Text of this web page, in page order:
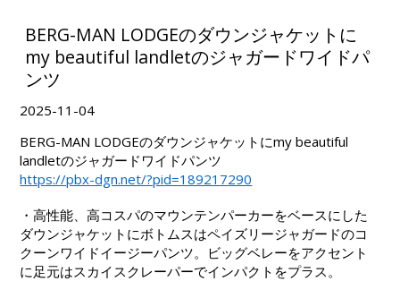
BERG-MAN LODGEのダウンジャケットに
my beautiful landletのジャガードワイドパ
ンツ
2025-11-04
BERG-MAN LODGEのダウンジャケットにmy beautiful
landletのジャガードワイドパンツ
https://pbx-dgn.net/?pid=189217290
・高性能、高コスパのマウンテンパーカーをベースにした
ダウンジャケットにボトムスはペイズリージャガードのコ
クーンワイドイージーパンツ。ビッグベレーをアクセント
に足元はスカイスクレーパーでインパクトをプラス。